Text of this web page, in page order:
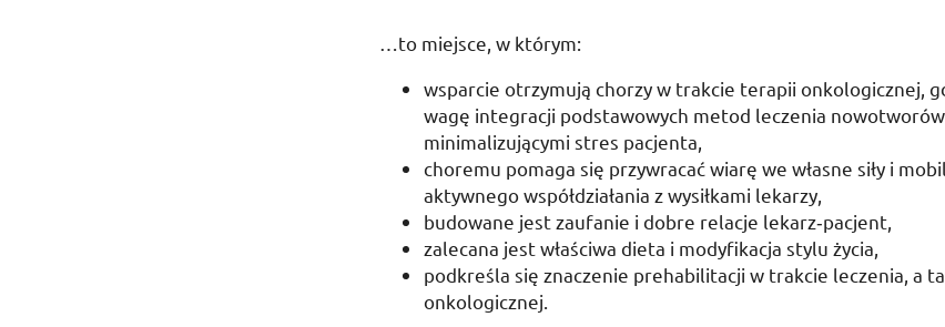
…to miejsce, w którym:
wsparcie otrzymują chorzy w trakcie terapii onkologicznej,
wagę integracji podstawowych metod leczenia nowotworów
minimalizującymi stres pacjenta,
choremu pomaga się przywracać wiarę we własne siły i
aktywnego współdziałania z wysiłkami lekarzy,
budowane jest zaufanie i dobre relacje lekarz­‑pacjent,
zalecana jest właściwa dieta i modyfikacja stylu życia,
podkreśla się znaczenie prehabilitacji w trakcie leczenia, a
onkologicznej.